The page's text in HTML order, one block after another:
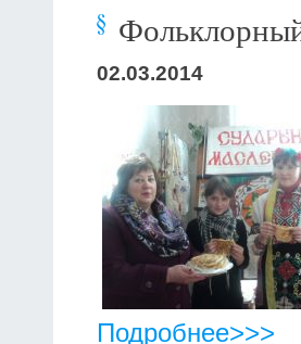
02.03.2014
Подробнее>>>